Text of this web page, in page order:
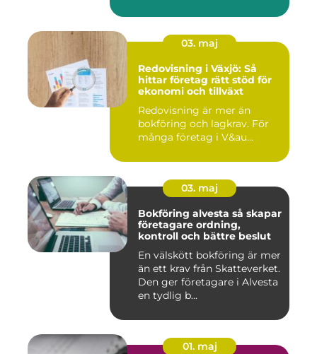
03. maj
Redovisning i Växjö: Så
hittar företag rätt stöd för
ekonomi och tillväxt
Redovisning är mer än
bokföring och lagkrav. För
många företag i V&au...
03. maj
Bokföring alvesta så skapar
företagare ordning,
kontroll och bättre beslut
En välskött bokföring är mer
än ett krav från Skatteverket.
Den ger företagare i Alvesta
en tydlig b...
01. maj